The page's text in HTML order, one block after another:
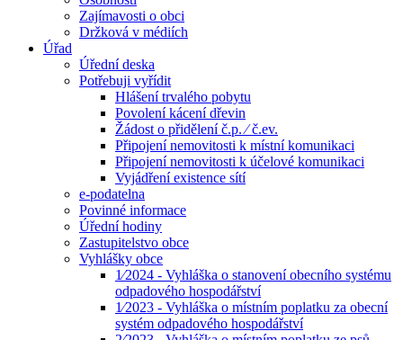
Zajímavosti o obci
Držková v médiích
Úřad
Úřední deska
Potřebuji vyřídit
Hlášení trvalého pobytu
Povolení kácení dřevin
Žádost o přidělení č.p. ⁄ č.ev.
Připojení nemovitosti k místní komunikaci
Připojení nemovitosti k účelové komunikaci
Vyjádření existence sítí
e-podatelna
Povinné informace
Úřední hodiny
Zastupitelstvo obce
Vyhlášky obce
1⁄2024 - Vyhláška o stanovení obecního systému
odpadového hospodářství
1⁄2023 - Vyhláška o místním poplatku za obecní
systém odpadového hospodářství